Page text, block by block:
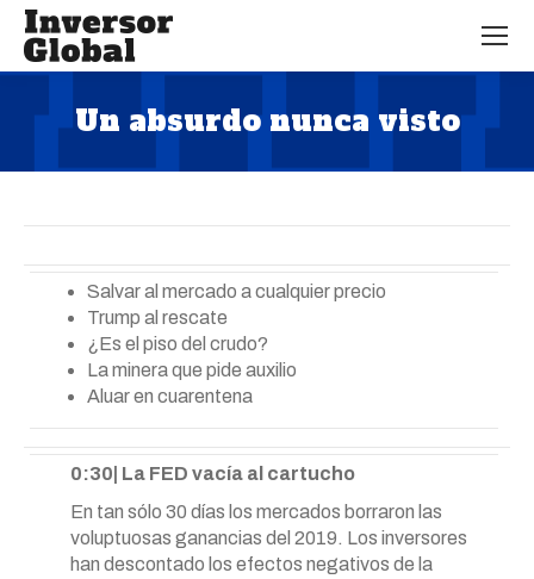
Un absurdo nunca visto
Salvar al mercado a cualquier precio
Trump al rescate
¿Es el piso del crudo?
La minera que pide auxilio
Aluar en cuarentena
0:30| La FED vacía al cartucho
En tan sólo 30 días los mercados borraron las
voluptuosas ganancias del 2019. Los inversores
han descontado los efectos negativos de la